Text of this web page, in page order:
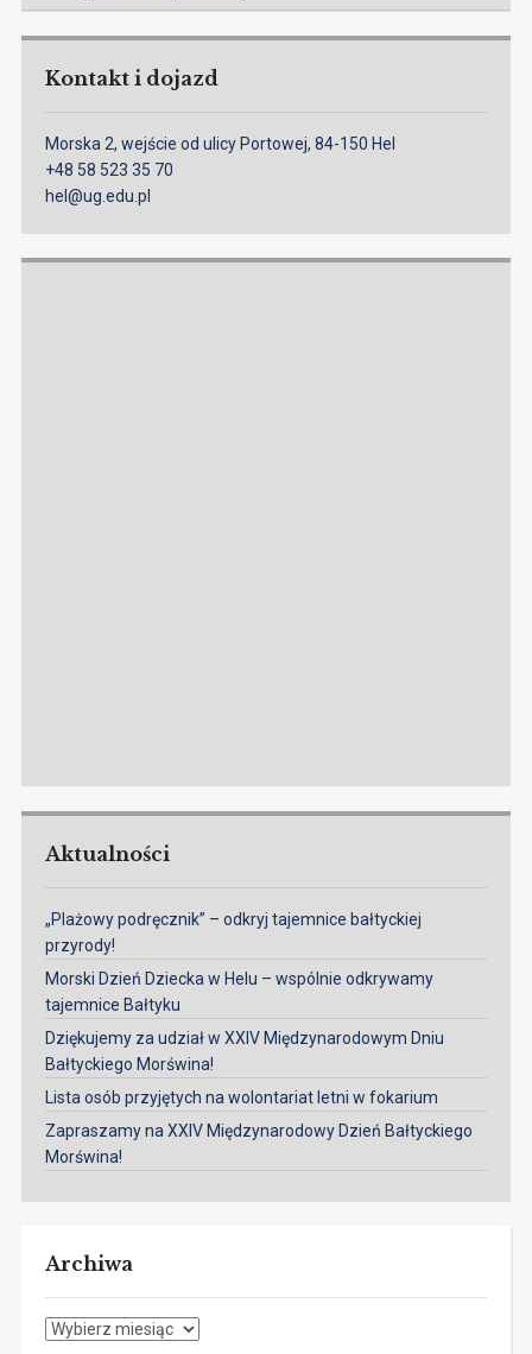
Kontakt i dojazd
Morska 2, wejście od ulicy Portowej, 84-150 Hel
+48 58 523 35 70
hel@ug.edu.pl
Aktualności
„Plażowy podręcznik” – odkryj tajemnice bałtyckiej
przyrody!
Morski Dzień Dziecka w Helu – wspólnie odkrywamy
tajemnice Bałtyku
Dziękujemy za udział w XXIV Międzynarodowym Dniu
Bałtyckiego Morświna!
Lista osób przyjętych na wolontariat letni w fokarium
Zapraszamy na XXIV Międzynarodowy Dzień Bałtyckiego
Morświna!
Archiwa
Archiwa